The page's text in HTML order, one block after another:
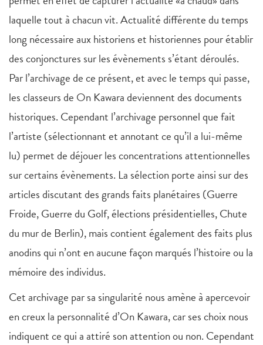
laquelle tout à chacun vit. Actualité différente du temps
long nécessaire aux historiens et historiennes pour établir
des conjonctures sur les évènements s’étant déroulés.
Par l’archivage de ce présent, et avec le temps qui passe,
les classeurs de On Kawara deviennent des documents
historiques. Cependant l’archivage personnel que fait
l’artiste (sélectionnant et annotant ce qu’il a lui-même
lu) permet de déjouer les concentrations attentionnelles
sur certains évènements. La sélection porte ainsi sur des
articles discutant des grands faits planétaires (Guerre
Froide, Guerre du Golf, élections présidentielles, Chute
du mur de Berlin), mais contient également des faits plus
anodins qui n’ont en aucune façon marqués l’histoire ou la
mémoire des individus.
Cet archivage par sa singularité nous amène à apercevoir
en creux la personnalité d’On Kawara, car ses choix nous
indiquent ce qui a attiré son attention ou non. Cependant